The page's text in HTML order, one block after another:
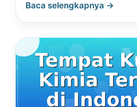
Baca selengkapnya →